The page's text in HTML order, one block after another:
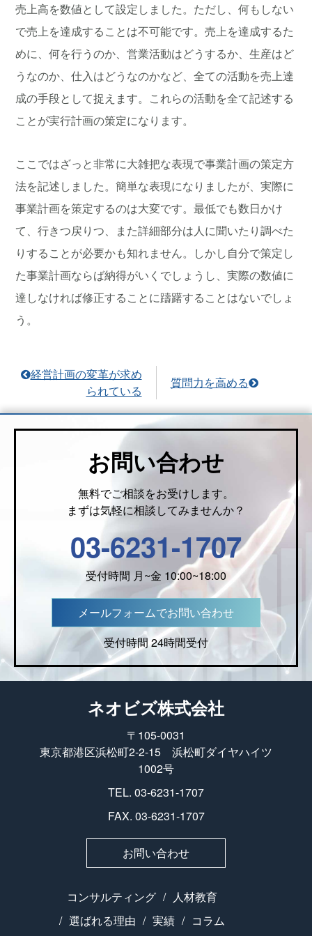
売上高を数値として設定しました。ただし、何もしない
で売上を達成することは不可能です。売上を達成するた
めに、何を行うのか、営業活動はどうするか、生産はど
うなのか、仕入はどうなのかなど、全ての活動を売上達
成の手段として捉えます。これらの活動を全て記述する
ことが実行計画の策定になります。
ここではざっと非常に大雑把な表現で事業計画の策定方
法を記述しました。簡単な表現になりましたが、実際に
事業計画を策定するのは大変です。最低でも数日かけ
て、行きつ戻りつ、また詳細部分は人に聞いたり調べた
りすることが必要かも知れません。しかし自分で策定し
た事業計画ならば納得がいくでしょうし、実際の数値に
達しなければ修正することに躊躇することはないでしょ
う。
経営計画の変革が求め
られている
質問力を高める
お問い合わせ
無料でご相談をお受けします。
まずは気軽に相談してみませんか？
03-6231-1707
受付時間 月~金 10:00~18:00
メールフォームでお問い合わせ
受付時間 24時間受付
ネオビズ株式会社
〒105-0031
東京都港区浜松町2-2-15 浜松町ダイヤハイツ
1002号
TEL. 03-6231-1707
FAX. 03-6231-1707
お問い合わせ
コンサルティング
人材教育
選ばれる理由
実績 コラム